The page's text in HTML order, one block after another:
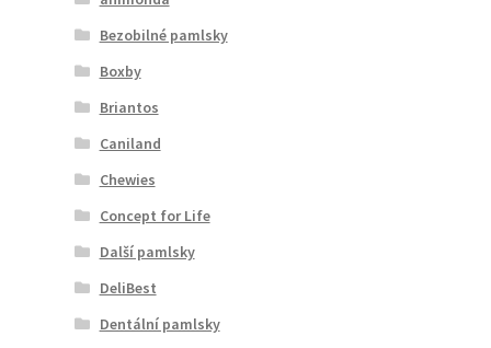
Veterinární dieta pro psy
Vodítka a obojky
Wolf of Wilderness
Bezobilné pamlsky
Boxby
Briantos
Caniland
Chewies
Concept for Life
Další pamlsky
DeliBest
Dentální pamlsky